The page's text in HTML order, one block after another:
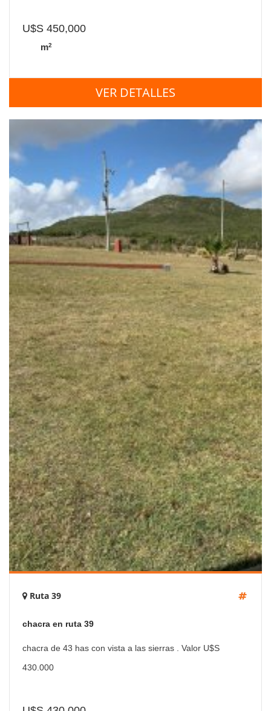
U$S 450,000
m2
VER DETALLES
Ruta 39
chacra en ruta 39
chacra de 43 has con vista a las sierras . Valor U$S
430.000